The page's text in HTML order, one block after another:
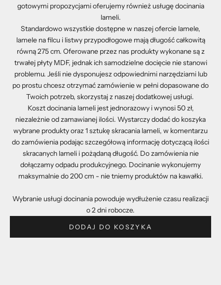
gotowymi propozycjami oferujemy również usługę docinania
lameli.
Standardowo wszystkie dostępne w naszej ofercie lamele,
lamele na filcu i listwy przypodłogowe mają długość całkowitą
równą 275 cm. Oferowane przez nas produkty wykonane są z
trwałej płyty MDF, jednak ich samodzielne docięcie nie stanowi
problemu. Jeśli nie dysponujesz odpowiednimi narzędziami lub
po prostu chcesz otrzymać zamówienie w pełni dopasowane do
Twoich potrzeb, skorzystaj z naszej dodatkowej usługi.
Koszt docinania lameli jest jednorazowy i wynosi 50 zł,
niezależnie od zamawianej ilości. Wystarczy dodać do koszyka
wybrane produkty oraz 1 sztukę skracania lameli, w komentarzu
do zamówienia podając szczegółową informację dotyczącą ilości
skracanych lameli i pożądaną długość. Do zamówienia nie
dołączamy odpadu produkcyjnego. Docinanie wykonujemy
maksymalnie do 200 cm - nie tniemy produktów na kawałki.
Wybranie usługi docinania powoduje wydłużenie czasu realizacji
o 2 dni robocze.
DODAJ DO KOSZYKA